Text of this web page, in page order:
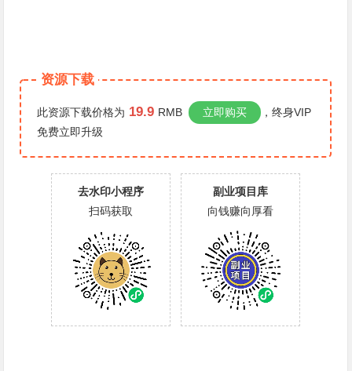
资源下载
此资源下载价格为 19.9 RMB 立即购买
，终身VIP
免费立即升级
去水印小程序
扫码获取
副业项目库
向钱赚向厚看